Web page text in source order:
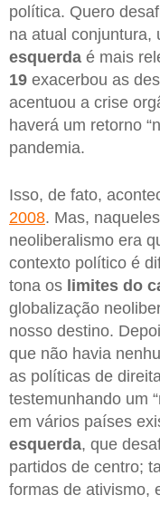
política. Quero
na atual conjuntura,
esquerda é mais
19 exacerbou as
acentuou a crise
haverá um retorno
pandemia.
Isso, de fato,
2008. Mas,
neoliberalismo era
contexto político é
tona os limites do
globalização
nosso destino.
que não havia
as políticas de
testemunhando um
em vários países
esquerda, que
partidos de centro;
formas de ativismo,